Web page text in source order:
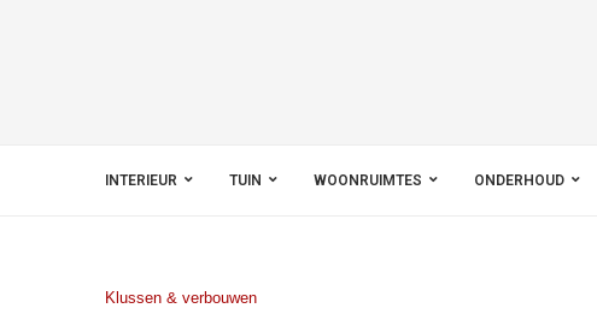
INTERIEUR TUIN WOONRUIMTES ONDERHOUD
Klussen & verbouwen